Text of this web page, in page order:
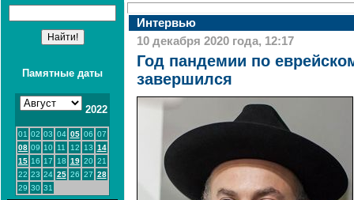
Памятные даты
2022
01 02 03 04 05 06 07
08 09 10 11 12 13 14
15 16 17 18 19 20 21
22 23 24 25 26 27 28
29 30 31
Интервью
10 декабря 2020 года, 12:17
Год пандемии по
завершился